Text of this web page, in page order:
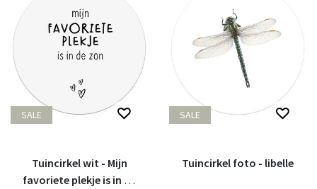
SALE
Tuincirkel wit - Mijn
favoriete plekje is in de
SALE
Tuincirkel foto - libelle